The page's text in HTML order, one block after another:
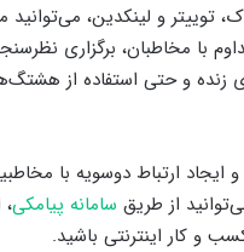
توییتر و لینکدین،
با مخاطبان، برگزاری
زنده و حتی استفاده از
ایجاد ارتباط دوسویه با
از طریق سامانه پیامکی
و کار اینترنتی باشید.